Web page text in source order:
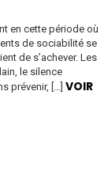
en cette période où
de sociabilité se
de s’achever. Les
le silence
prévenir, […] VOIR